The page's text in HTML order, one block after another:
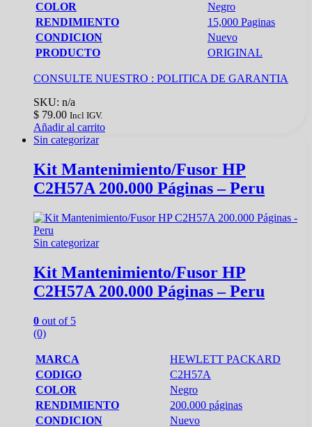
COLOR
Negro
RENDIMIENTO
15,000 Paginas
CONDICION
Nuevo
PRODUCTO
ORIGINAL
CONSULTE NUESTRO : POLITICA DE GARANTIA
SKU: n/a
$ 79.00 Incl IGV.
Añadir al carrito
Sin categorizar
Kit Mantenimiento/Fusor HP
C2H57A 200.000 Páginas – Peru
Sin categorizar
Kit Mantenimiento/Fusor HP
C2H57A 200.000 Páginas – Peru
0 out of 5
(0)
MARCA
HEWLETT PACKARD
CODIGO
C2H57A
COLOR
Negro
RENDIMIENTO
200.000 páginas
CONDICION
Nuevo